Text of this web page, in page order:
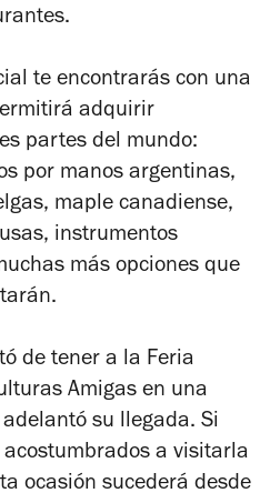
te encontrarás con una
adquirir
partes del mundo:
por manos argentinas,
maple canadiense,
instrumentos
más opciones que
de tener a la Feria
Amigas en una
su llegada. Si
a visitarla
ocasión sucederá desde